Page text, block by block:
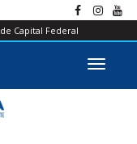
de Capital Federal